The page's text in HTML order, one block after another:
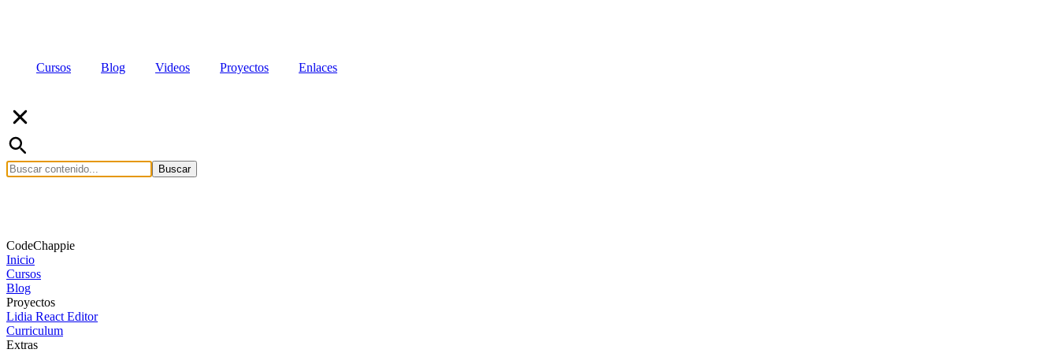
Cursos Blog Videos Proyectos Enlaces
Buscar
CodeChappie
Inicio
Cursos
Blog
Proyectos
Lidia React Editor
Curriculum
Extras